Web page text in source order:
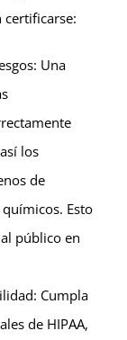
Una
los
de
Esto
público en
Cumpla
de HIPAA,